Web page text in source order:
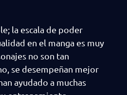
la escala de poder
en el manga es muy
no son tan
se desempeñan mejor
ayudado a muchas